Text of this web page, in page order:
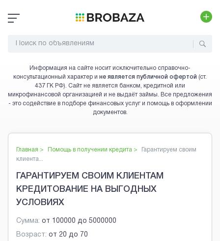
Информация на сайте носит исключительно справочно-
консультационный характер и не является публичной офертой (ст.
437 ГК РФ). Сайт не является банком, кредитной или
микрофинансовой организацией и не выдаёт займы. Все предложения
- это содействие в подборе финансовых услуг и помощь в оформлении
документов.
Главная > Помощь в получении кредита >
Гарантируем своим
клиента...
ГАРАНТИРУЕМ СВОИМ КЛИЕНТАМ
КРЕДИТОВАНИЕ НА ВЫГОДНЫХ
УСЛОВИЯХ
Сумма: от 100000 до 5000000
Возраст: от 20 до 70